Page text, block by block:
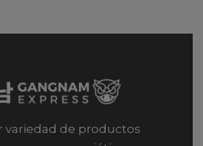
variedad de productos